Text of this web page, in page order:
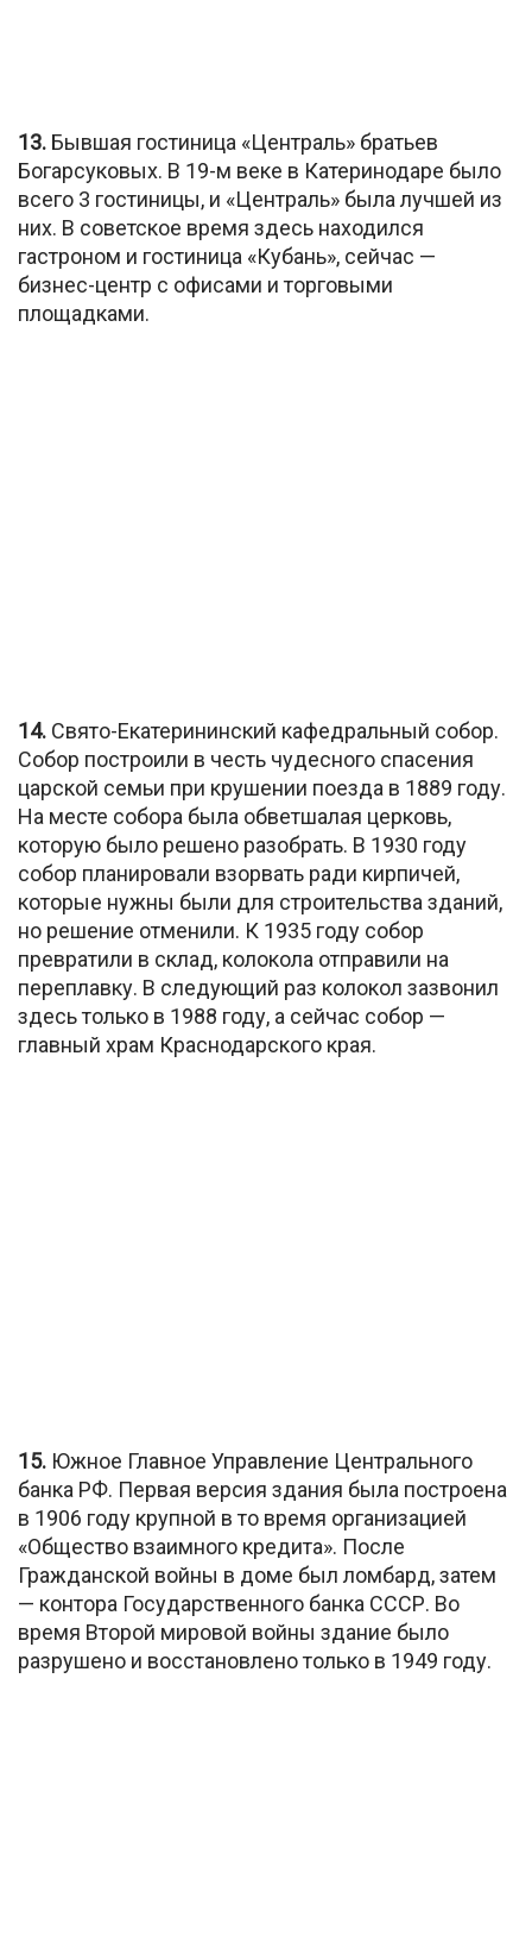
13. Бывшая гостиница «Централь» братьев
Богарсуковых. В 19-м веке в Катеринодаре было
всего 3 гостиницы, и «Централь» была лучшей из
них. В советское время здесь находился
гастроном и гостиница «Кубань», сейчас —
бизнес-центр с офисами и торговыми
площадками.
14. Свято-Екатерининский кафедральный собор.
Собор построили в честь чудесного спасения
царской семьи при крушении поезда в 1889 году.
На месте собора была обветшалая церковь,
которую было решено разобрать. В 1930 году
собор планировали взорвать ради кирпичей,
которые нужны были для строительства зданий,
но решение отменили. К 1935 году собор
превратили в склад, колокола отправили на
переплавку. В следующий раз колокол зазвонил
здесь только в 1988 году, а сейчас собор —
главный храм Краснодарского края.
15. Южное Главное Управление Центрального
банка РФ. Первая версия здания была построена
в 1906 году крупной в то время организацией
«Общество взаимного кредита». После
Гражданской войны в доме был ломбард, затем
— контора Государственного банка СССР. Во
время Второй мировой войны здание было
разрушено и восстановлено только в 1949 году.